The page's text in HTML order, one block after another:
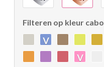
Filteren op kleur
v
v